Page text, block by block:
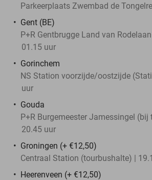
Parkeerplaats Zwembad de
Gent (BE)
P+R Gentbrugge Land van
01.15 uur
Gorinchem
NS Station voorzijde/oostzijde
uur
Gouda
P+R Burgemeester Jamessingel
20.45 uur
Groningen (+ €12,50)
Centraal Station (tourbushalte) |
Heerenveen (+ €12,50)